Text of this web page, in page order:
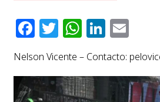
Facebook
Twitter
Nelson Vicente – Contacto: